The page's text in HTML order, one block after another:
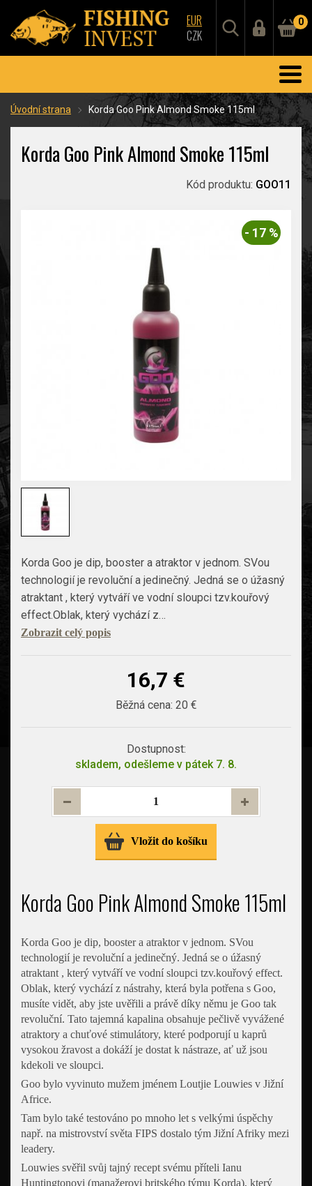
EUR
CZK
0
Úvodní strana Korda Goo Pink Almond Smoke 115ml
Korda Goo Pink Almond Smoke 115ml
Kód produktu: GOO11
- 17 %
Korda Goo je dip, booster a atraktor v jednom. SVou
technologií je revoluční a jedinečný. Jedná se o úžasný
atraktant , který vytváří ve vodní sloupci tzv.kouřový
effect.Oblak, který vychází z…
Zobrazit celý popis
16,7 €
Běžná cena: 20 €
Dostupnost:
skladem, odešleme v pátek 7. 8.
Vložit do košíku
Korda Goo Pink Almond Smoke 115ml
Korda Goo je dip, booster a atraktor v jednom. SVou
technologií je revoluční a jedinečný. Jedná se o úžasný
atraktant , který vytváří ve vodní sloupci tzv.kouřový effect.
Oblak, který vychází z nástrahy, která byla potřena s Goo,
musíte vidět, aby jste uvěřili a právě díky němu je Goo tak
revoluční. Tato tajemná kapalina obsahuje pečlivě vyvážené
atraktory a chuťové stimulátory, které podporují u kaprů
vysokou žravost a dokáží je dostat k nástraze, ať už jsou
kdekoli ve sloupci.
Goo bylo vyvinuto mužem jménem Loutjie Louwies v Jižní
Africe.
Tam bylo také testováno po mnoho let s velkými úspěchy
např. na mistrovství světa FIPS dostalo tým Jižní Afriky mezi
leadery.
Louwies svěřil svůj tajný recept svému příteli Ianu
Huntingtonovi (manažerovi britského týmu Korda), který